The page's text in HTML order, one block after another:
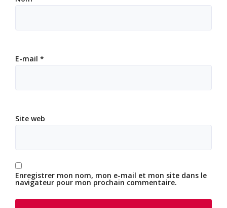
E-mail *
Site web
Enregistrer mon nom, mon e-mail et mon site dans le
navigateur pour mon prochain commentaire.